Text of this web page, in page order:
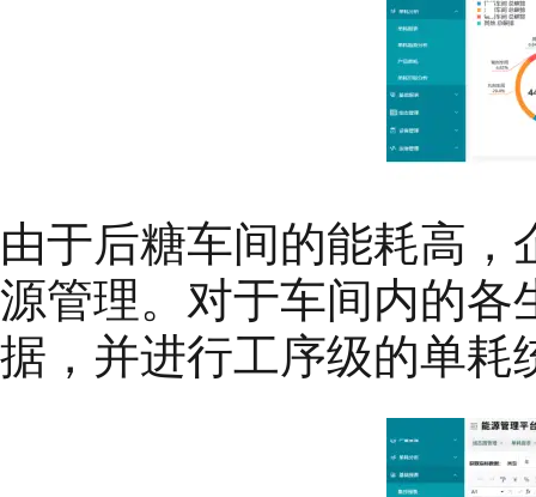
由于后糖车间的能耗高
源管理。对于车间内的各
据，并进行工序级的单耗